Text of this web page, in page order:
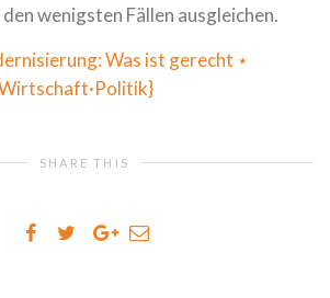
wenigsten Fällen ausgleichen.
Was ist gerecht ⋆
SHARE THIS